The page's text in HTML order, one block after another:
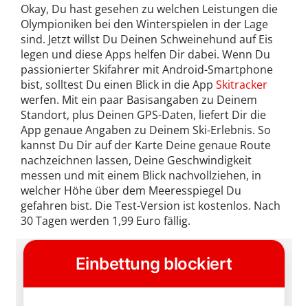
Okay, Du hast gesehen zu welchen Leistungen die
Olympioniken bei den Winterspielen in der Lage
sind. Jetzt willst Du Deinen Schweinehund auf Eis
legen und diese Apps helfen Dir dabei. Wenn Du
passionierter Skifahrer mit Android-Smartphone
bist, solltest Du einen Blick in die App Skitracker
werfen. Mit ein paar Basisangaben zu Deinem
Standort, plus Deinen GPS-Daten, liefert Dir die
App genaue Angaben zu Deinem Ski-Erlebnis. So
kannst Du Dir auf der Karte Deine genaue Route
nachzeichnen lassen, Deine Geschwindigkeit
messen und mit einem Blick nachvollziehen, in
welcher Höhe über dem Meeresspiegel Du
gefahren bist. Die Test-Version ist kostenlos. Nach
30 Tagen werden 1,99 Euro fällig.